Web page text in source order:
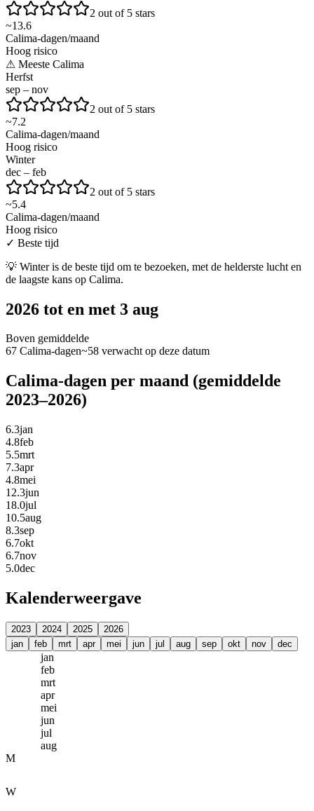
2 out of 5 stars
~13.6
Calima-dagen/maand
Hoog risico
⚠ Meeste Calima
Herfst
sep – nov
2 out of 5 stars
~7.2
Calima-dagen/maand
Hoog risico
Winter
dec – feb
2 out of 5 stars
~5.4
Calima-dagen/maand
Hoog risico
✓ Beste tijd
💡 Winter is de beste tijd om te bezoeken, met de helderste lucht en
de laagste kans op Calima.
2026 tot en met 3 aug
Boven gemiddelde
67 Calima-dagen~58 verwacht op deze datum
Calima-dagen per maand (gemiddelde
2023–2026)
6.3jan
4.8feb
5.5mrt
7.3apr
4.8mei
12.3jun
18.0jul
10.5aug
8.3sep
6.7okt
6.7nov
5.0dec
Kalenderweergave
2023 2024 2025
2026
jan
feb mrt apr mei jun jul aug sep okt nov dec
jan
feb
mrt
apr
mei
jun
jul
aug
M
W